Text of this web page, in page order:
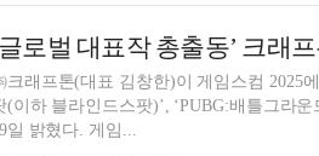
글로벌 대표작 총출동’ 크래
크래프톤(대표 김창한)이 게임스컴 2025
(이하 블라인드스팟)’, ‘PUBG:배틀그라
19일 밝혔다. 게임...